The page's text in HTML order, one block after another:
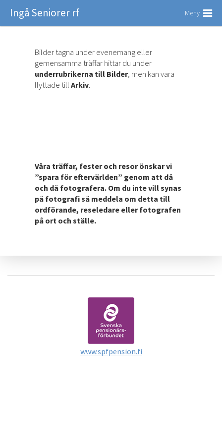
Ingå Seniorer rf Meny
Bilder tagna under evenemang eller
gemensamma träffar hittar du under
underrubrikerna till Bilder, men kan vara
flyttade till Arkiv.
Våra träffar, fester och resor önskar vi
”spara för eftervärlden” genom att då
och då fotografera. Om du inte vill synas
på fotografi så meddela om detta till
ordförande, reseledare eller fotografen
på ort och ställe.
www.spfpension.fi